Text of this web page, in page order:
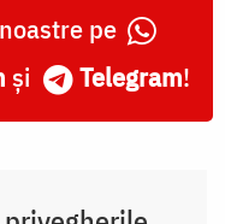
pe
și Telegram!